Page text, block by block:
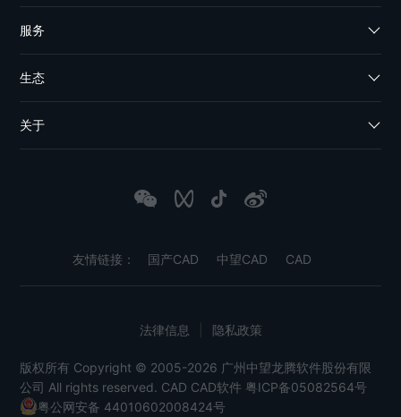
服务
生态
关于
友情链接： 国产CAD 中望CAD CAD
版权所有 Copyright © 2005-2026 广州中望龙腾软件股份有限
公司 All rights reserved. CAD CAD软件 粤ICP备05082564号
粤公网安备 44010602008424号
法律信息 隐私政策